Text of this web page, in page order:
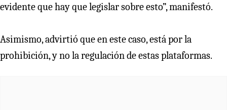
evidente que hay que legislar sobre esto”, manifestó.
Asimismo, advirtió que en este caso, está por la
prohibición, y no la regulación de estas plataformas.